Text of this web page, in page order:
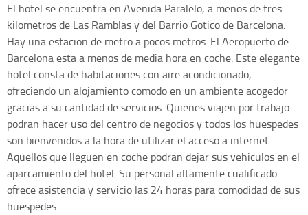
El hotel se encuentra en Avenida Paralelo, a menos de tres
kilometros de Las Ramblas y del Barrio Gotico de Barcelona.
Hay una estacion de metro a pocos metros. El Aeropuerto de
Barcelona esta a menos de media hora en coche. Este elegante
hotel consta de habitaciones con aire acondicionado,
ofreciendo un alojamiento comodo en un ambiente acogedor
gracias a su cantidad de servicios. Quienes viajen por trabajo
podran hacer uso del centro de negocios y todos los huespedes
son bienvenidos a la hora de utilizar el acceso a internet.
Aquellos que lleguen en coche podran dejar sus vehiculos en el
aparcamiento del hotel. Su personal altamente cualificado
ofrece asistencia y servicio las 24 horas para comodidad de sus
huespedes.